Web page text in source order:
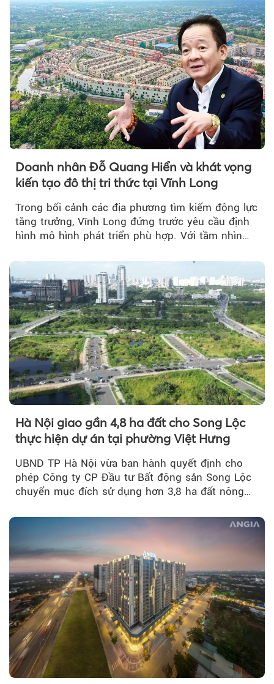
Doanh nhân Đỗ Quang Hiển và khát vọng
kiến tạo đô thị tri thức tại Vĩnh Long
Trong bối cảnh các địa phương tìm kiếm động lực
tăng trưởng, Vĩnh Long đứng trước yêu cầu định
hình mô hình phát triển phù hợp. Với tầm nhìn
Hà Nội giao gần 4,8 ha đất cho Song Lộc
thực hiện dự án tại phường Việt Hưng
UBND TP Hà Nội vừa ban hành quyết định cho
phép Công ty CP Đầu tư Bất động sản Song Lộc
chuyển mục đích sử dụng hơn 3,8 ha đất nông